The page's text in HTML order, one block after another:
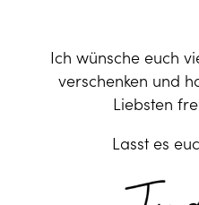
Ich wünsche euch
verschenken und
Liebsten
Lasst es